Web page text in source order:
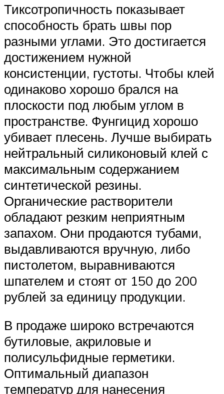
Тиксотропичность показывает
способность брать швы пор
разными углами. Это достигается
достижением нужной
консистенции, густоты. Чтобы клей
одинаково хорошо брался на
плоскости под любым углом в
пространстве. Фунгицид хорошо
убивает плесень. Лучше выбирать
нейтральный силиконовый клей с
максимальным содержанием
синтетической резины.
Органические растворители
обладают резким неприятным
запахом. Они продаются тубами,
выдавливаются вручную, либо
пистолетом, выравниваются
шпателем и стоят от 150 до 200
рублей за единицу продукции.
В продаже широко встречаются
бутиловые, акриловые и
полисульфидные герметики.
Оптимальный диапазон
температур для нанесения